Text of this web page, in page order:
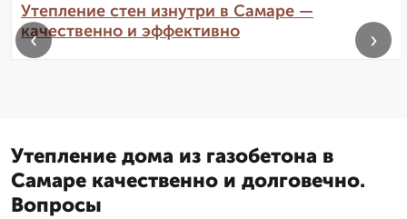
Утепление стен изнутри в Самаре —
качественно и эффективно
‹ ›
Утепление дома из газобетона в
Самаре качественно и долговечно.
Вопросы